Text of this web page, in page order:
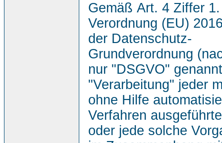
Gemäß Art. 4 Ziffer
Verordnung (EU)
der Datenschutz-
Grundverordnung
nur "DSGVO"
"Verarbeitung" jeder
ohne Hilfe
Verfahren
oder jede solche